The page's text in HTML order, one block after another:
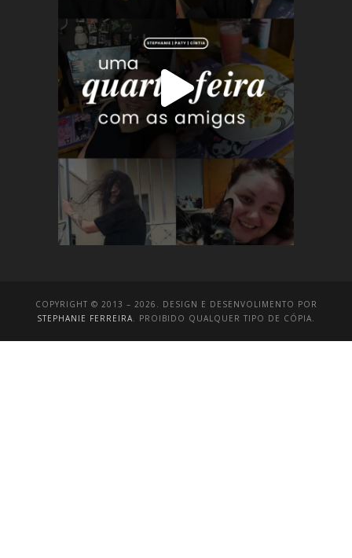
COPYRIGHT © 2013 – 2026. DESIGN E DESENVOLIMENTO POR
STEPHANIE FERREIRA. PROIBIDO QUALQUER TIPO DE CÓPIA.